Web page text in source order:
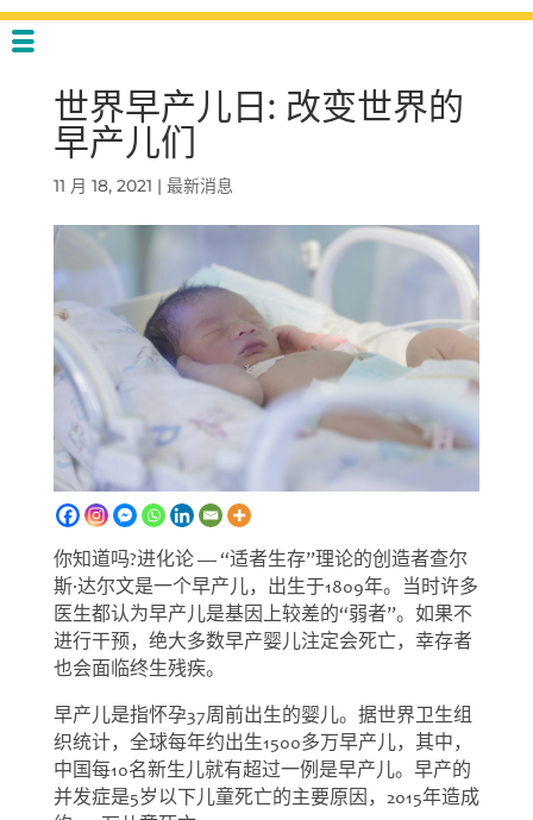
世界早产儿日: 改变世界的
早产儿们
11 月 18, 2021 | 最新消息
你知道吗?进化论 — “适者生存”理论的创造者查尔
斯·达尔文是一个早产儿，出生于1809年。当时许多
医生都认为早产儿是基因上较差的“弱者”。如果不
进行干预，绝大多数早产婴儿注定会死亡，幸存者
也会面临终生残疾。
早产儿是指怀孕37周前出生的婴儿。据世界卫生组
织统计，全球每年约出生1500多万早产儿，其中，
中国每10名新生儿就有超过一例是早产儿。早产的
并发症是5岁以下儿童死亡的主要原因，2015年造成